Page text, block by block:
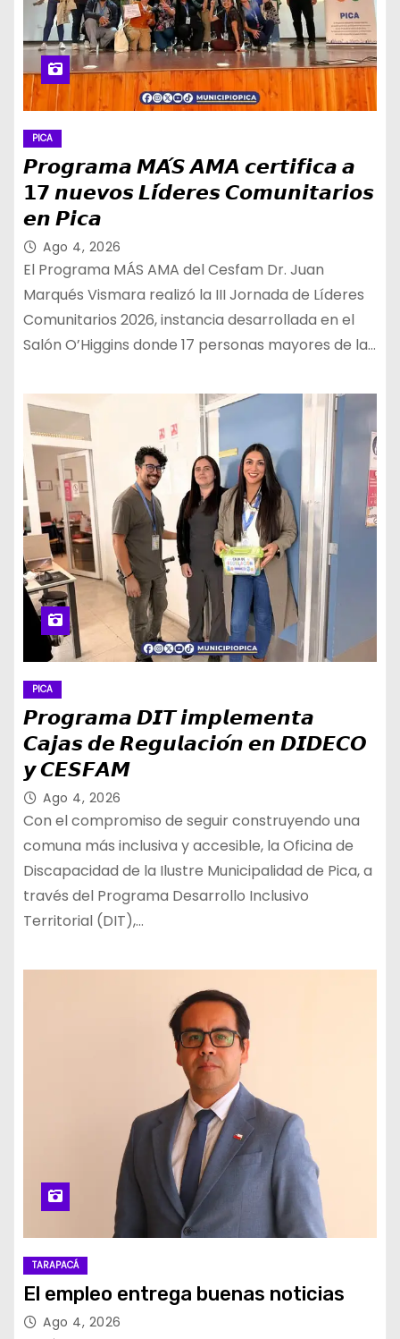
PICA
𝙋𝙧𝙤𝙜𝙧𝙖𝙢𝙖 𝙈𝘼́𝙎 𝘼𝙈𝘼 𝙘𝙚𝙧𝙩𝙞𝙛𝙞𝙘𝙖 𝙖
𝟭𝟳 𝙣𝙪𝙚𝙫𝙤𝙨 𝙇𝙞́𝙙𝙚𝙧𝙚𝙨 𝘾𝙤𝙢𝙪𝙣𝙞𝙩𝙖𝙧𝙞𝙤𝙨
𝙚𝙣 𝙋𝙞𝙘𝙖
Ago 4, 2026
El Programa MÁS AMA del Cesfam Dr. Juan
Marqués Vismara realizó la III Jornada de Líderes
Comunitarios 2026, instancia desarrollada en el
Salón O’Higgins donde 17 personas mayores de la…
PICA
𝙋𝙧𝙤𝙜𝙧𝙖𝙢𝙖 𝘿𝙄𝙏 𝙞𝙢𝙥𝙡𝙚𝙢𝙚𝙣𝙩𝙖
𝘾𝙖𝙟𝙖𝙨 𝙙𝙚 𝙍𝙚𝙜𝙪𝙡𝙖𝙘𝙞𝙤́𝙣 𝙚𝙣 𝘿𝙄𝘿𝙀𝘾𝙊
𝙮 𝘾𝙀𝙎𝙁𝘼𝙈
Ago 4, 2026
Con el compromiso de seguir construyendo una
comuna más inclusiva y accesible, la Oficina de
Discapacidad de la Ilustre Municipalidad de Pica, a
través del Programa Desarrollo Inclusivo
Territorial (DIT),…
TARAPACÁ
El empleo entrega buenas noticias
Ago 4, 2026